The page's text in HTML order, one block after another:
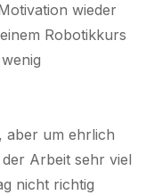
wieder
Robotikkurs
aber um ehrlich
Arbeit sehr viel
nicht richtig